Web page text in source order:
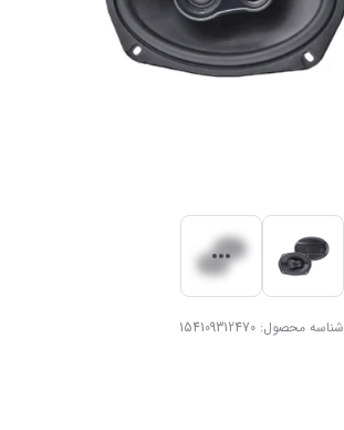
شناسه محصول: 154109312470